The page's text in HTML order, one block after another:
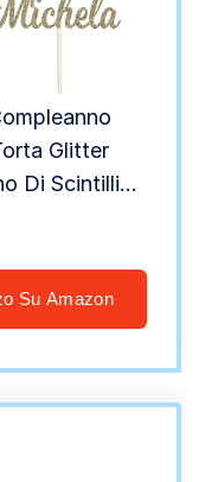
Glitter
Di Scintillio
Su Amazon